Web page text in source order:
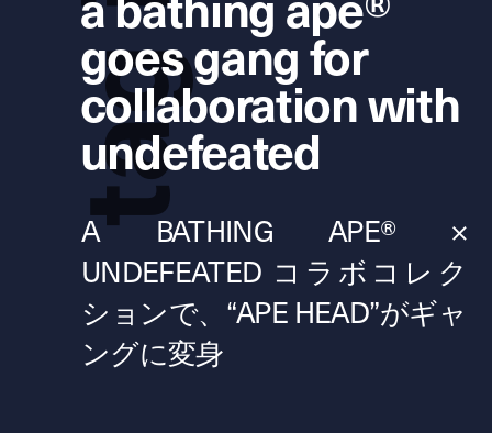
t
a
g
goes gang for
collaboration with
undefeated